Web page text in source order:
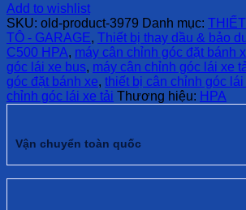
Add to wishlist
SKU: old-product-3979 Danh mục:
TÔ - GARAGE, Thiết bị thay dầu & bảo
C500 HPA, máy cân chỉnh góc đặt bánh
góc lái xe bus, máy cân chỉnh góc lái xe
góc đặt bánh xe, thiết bị cân chỉnh góc
chỉnh góc lái xe tải Thương hiệu: HPA
Vận chuyển toàn quốc